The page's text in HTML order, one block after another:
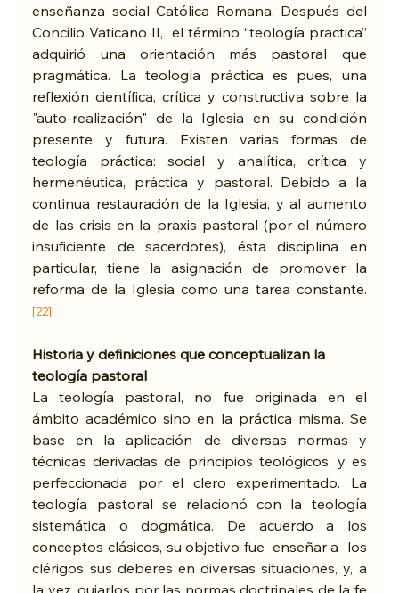
enseñanza social Católica Romana. Después del
Concilio Vaticano II,  el término “teología practica”
adquirió una orientación más pastoral que
pragmática. La teología práctica es pues, una
reflexión científica, crítica y constructiva sobre la
"auto-realización" de la Iglesia en su condición
presente y futura. Existen varias formas de
teología práctica: social y analítica, crítica y
hermenéutica, práctica y pastoral. Debido a la
continua restauración de la Iglesia, y al aumento
de las crisis en la praxis pastoral (por el número
insuficiente de sacerdotes), ésta disciplina en
particular, tiene la asignación de promover la
reforma de la Iglesia como una tarea constante.
[22]
Historia y definiciones que conceptualizan la
teología pastoral
La teología pastoral, no fue originada en el
ámbito académico sino en la práctica misma. Se
base en la aplicación de diversas normas y
técnicas derivadas de principios teológicos, y es
perfeccionada por el clero experimentado. La
teología pastoral se relacionó con la teología
sistemática o dogmática. De acuerdo a los
conceptos clásicos, su objetivo fue  enseñar a  los
clérigos sus deberes en diversas situaciones, y, a